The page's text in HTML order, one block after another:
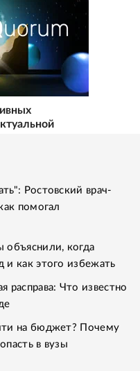
Ростовский врач-
помогал
объяснили, когда
и как этого избежать
расправа: Что известно
на бюджет? Почему
в вузы